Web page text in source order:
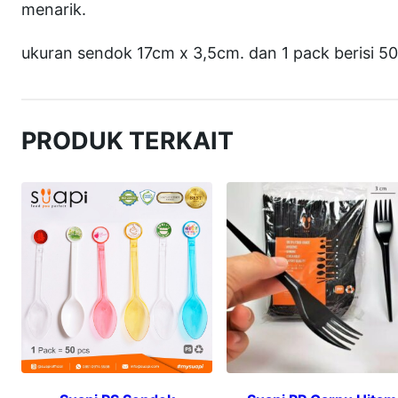
menarik.
ukuran sendok 17cm x 3,5cm. dan 1 pack berisi
PRODUK TERKAIT